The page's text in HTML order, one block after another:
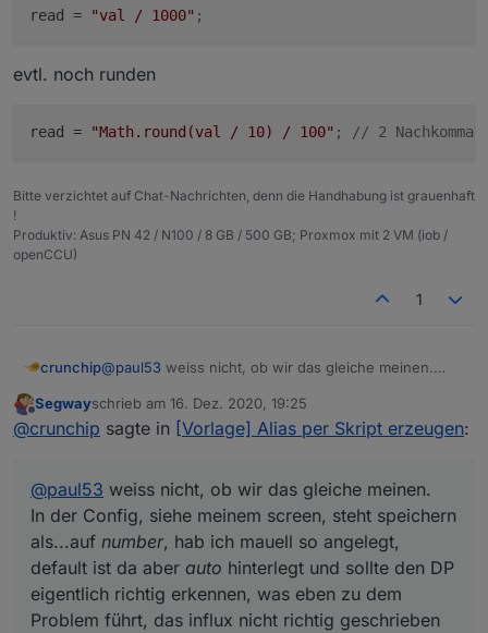
  "common": {
    "unit": "Wh",
    "read": true,
  "native": {
    "ID": "ENERGY_COUNTER",
    "FLAGS": 1,
  },
  "from": "system.adapter.hm-rega.0",
  "_id": "hm-rpc.0.blabla.ENERGY_COUNTER",
  "acl": {
    "object": 1636,
    "owner": "system.user.admin",
"ownerGroup":
    "state": 1636
  }
read = "val / 1000" ;
evtl. noch runden
read = "Math.round(val / 10) / 100" ; // 2
Bitte verzichtet auf Chat-Nachrichten, denn die Handhabung ist grauenhaft
!
Produktiv: Asus PN 42 / N100 / 8 GB / 500 GB; Proxmox mit 2 VM (iob /
openCCU)
1
crunchip@paul53 weiss nicht, ob wir das gleiche meinen.
als...aufnumber, hab ich mauell so angelegt, default
ist da aber
autohinterlegt und sollte den DP
wird und obendrauf,
eben ein nachträgliches ändern nicht funktioniert, da
dadurch der Wert in der Influx bereits "falsch"
geschrieben wurde, somit muss das loggen erst
gestoppt werden, der DP in der Influx gelöscht und
anschliessend dann erst wieder mit demrichtigen
"speichern unter" aktiviert werden.
Segwayschrieb am 16. Dez. 2020, 19:25
zuletzt editiert von
@crunchip sagte in [Vorlage] Alias per Skript erzeugen:
@paul53 weiss nicht, ob wir das gleiche meinen.
In der Config, siehe meinem screen, steht speichern
als...auf number, hab ich mauell so angelegt,
default ist da aber auto hinterlegt und sollte den DP
eigentlich richtig erkennen, was eben zu dem
Problem führt, das influx nicht richtig geschrieben